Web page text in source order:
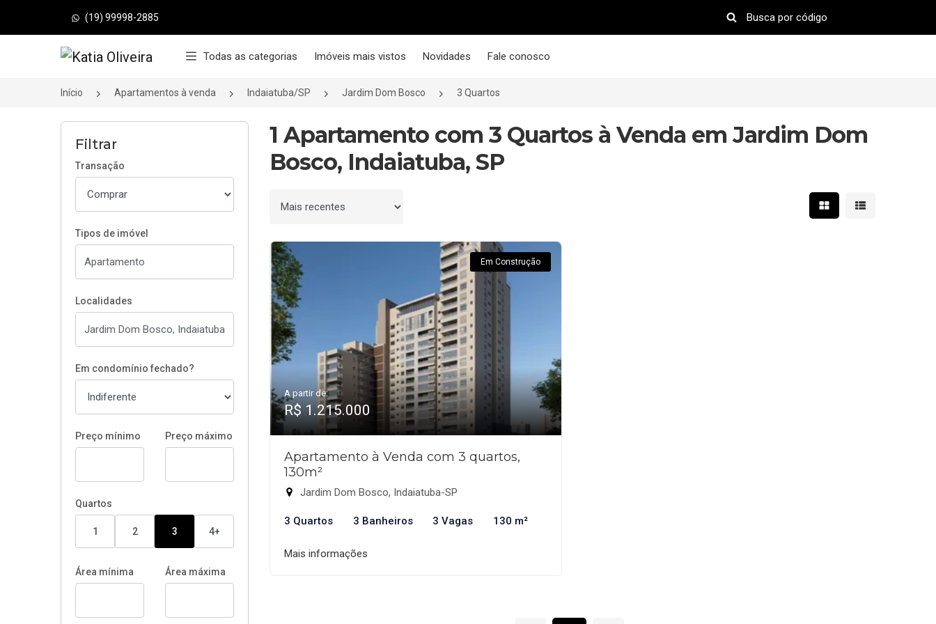
(19) 99998-2885
Página inicial Todas as categorias Imóveis mais vistos Novidades Fale conosco
Início Apartamentos à venda Indaiatuba/SP Jardim Dom Bosco 3 Quartos
Filtrar
Transação
Tipos de imóvel
Localidades
Em condomínio fechado?
Preço mínimo Preço máximo
Quartos
1 2 3 4+
Área mínima Área máxima
1 Apartamento com 3 Quartos à Venda em Jardim Dom
Bosco, Indaiatuba, SP
Ordenar por Mostrar resultados em
Mostrar
Em Construção
A partir de:
R$ 1.215.000
Apartamento à Venda com 3 quartos,
130m²
Jardim Dom Bosco, Indaiatuba-SP
3 Quartos 3 Banheiros 3 Vagas 130 m²
Mais informações